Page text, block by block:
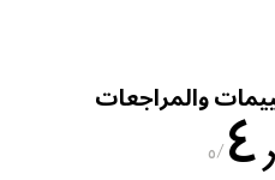
والمراجعات
٥